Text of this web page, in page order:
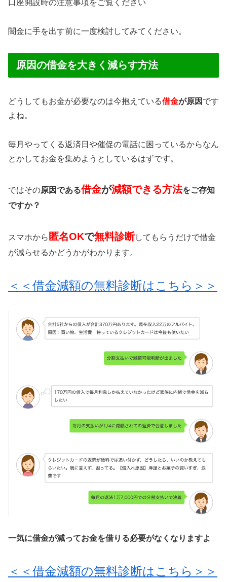
口座開設時の注意事項をご覧ください
闇金に手を出す前に一度検討してみてください。
原因の借金を大きく減らす方法
どうしてもお金が必要なのは今抱えている借金が原因 です
よね。
毎月やってくる返済日や催促の電話に困っているからなん
とかしてお金を集めようとしているはずです。
ではその原因である借金が減額できる方法をご存知
ですか？
スマホから 匿名OKで無料診断してもらうだけで借金
が減らせるかどうかがわかります。
＜＜借金減額の無料診断はこちら＞＞
一気に借金が減ってお金を借りる必要がなくなりますよ
＜＜借金減額の無料診断はこちら＞＞